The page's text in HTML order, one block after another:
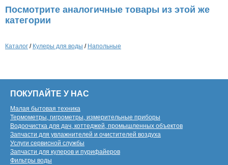
Посмотрите аналогичные товары из этой же
категории
Каталог / Кулеры для воды / Напольные
ПОКУПАЙТЕ У НАС
Малая бытовая техника
Термометры, гигрометры, измерительные приборы
Водоочистка для дач, коттеджей, промышленных объектов
Запчасти для увлажнителей и очистителей воздуха
Услуги сервисной службы
Запчасти для кулеров и пурифайеров
Фильтры воды